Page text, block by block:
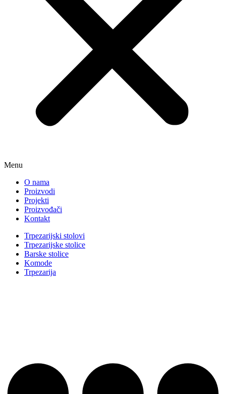
Menu
O nama
Proizvodi
Projekti
Proizvođači
Kontakt
Trpezarijski stolovi
Trpezarijske stolice
Barske stolice
Komode
Trpezarija